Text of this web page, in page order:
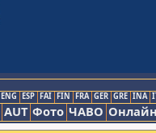
ENG ESP FAI FIN FRA GER GRE INA
AUT Фото ЧАВО